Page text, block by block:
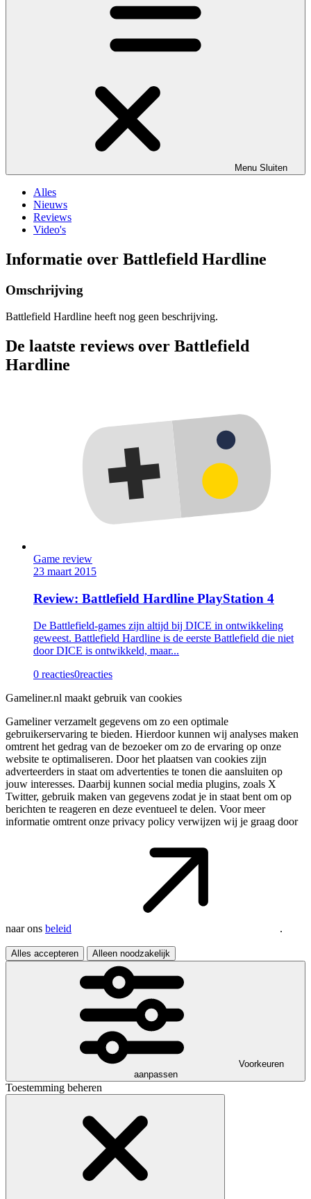
Menu Sluiten
Alles
Nieuws
Reviews
Video's
Informatie over Battlefield Hardline
Omschrijving
Battlefield Hardline heeft nog geen beschrijving.
De laatste reviews over Battlefield
Hardline
Game review
23 maart 2015
Review: Battlefield Hardline PlayStation 4
De Battlefield-games zijn altijd bij DICE in ontwikkeling
geweest. Battlefield Hardline is de eerste Battlefield die niet
door DICE is ontwikkeld, maar...
0 reacties0reacties
Gameliner.nl maakt gebruik van cookies
Gameliner verzamelt gegevens om zo een optimale
gebruikerservaring te bieden. Hierdoor kunnen wij analyses maken
omtrent het gedrag van de bezoeker om zo de ervaring op onze
website te optimaliseren. Door het plaatsen van cookies zijn
adverteerders in staat om advertenties te tonen die aansluiten op
jouw interesses. Daarbij kunnen social media plugins, zoals X
Twitter, gebruik maken van gegevens zodat je in staat bent om op
berichten te reageren en deze eventueel te delen. Voor meer
informatie omtrent onze privacy policy verwijzen wij je graag door
naar ons beleid .
Alles accepteren Alleen noodzakelijk
Voorkeuren
aanpassen
Toestemming beheren